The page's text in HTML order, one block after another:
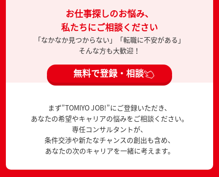
お仕事探しのお悩み、
私たちにご相談ください
「なかなか見つからない」「転職に不安がある」
そんな方も大歓迎！
無料で登録・相談
まず”TOMIYO JOB!”にご登録いただき、
あなたの希望やキャリアの悩みをご相談ください。
専任コンサルタントが、
条件交渉や新たなチャンスの創出も含め、
あなたの次のキャリアを一緒に考えます。